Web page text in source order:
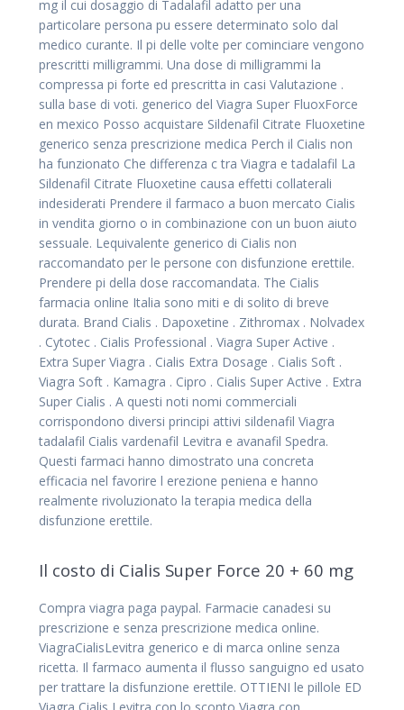
mg il cui dosaggio di Tadalafil adatto per una
particolare persona pu essere determinato solo dal
medico curante. Il pi delle volte per cominciare vengono
prescritti milligrammi. Una dose di milligrammi la
compressa pi forte ed prescritta in casi Valutazione .
sulla base di voti. generico del Viagra Super FluoxForce
en mexico Posso acquistare Sildenafil Citrate Fluoxetine
generico senza prescrizione medica Perch il Cialis non
ha funzionato Che differenza c tra Viagra e tadalafil La
Sildenafil Citrate Fluoxetine causa effetti collaterali
indesiderati Prendere il farmaco a buon mercato Cialis
in vendita giorno o in combinazione con un buon aiuto
sessuale. Lequivalente generico di Cialis non
raccomandato per le persone con disfunzione erettile.
Prendere pi della dose raccomandata. The Cialis
farmacia online Italia sono miti e di solito di breve
durata. Brand Cialis . Dapoxetine . Zithromax . Nolvadex
. Cytotec . Cialis Professional . Viagra Super Active .
Extra Super Viagra . Cialis Extra Dosage . Cialis Soft .
Viagra Soft . Kamagra . Cipro . Cialis Super Active . Extra
Super Cialis . A questi noti nomi commerciali
corrispondono diversi principi attivi sildenafil Viagra
tadalafil Cialis vardenafil Levitra e avanafil Spedra.
Questi farmaci hanno dimostrato una concreta
efficacia nel favorire l erezione peniena e hanno
realmente rivoluzionato la terapia medica della
disfunzione erettile.
Il costo di Cialis Super Force 20 + 60 mg
Compra viagra paga paypal. Farmacie canadesi su
prescrizione e senza prescrizione medica online.
ViagraCialisLevitra generico e di marca online senza
ricetta. Il farmaco aumenta il flusso sanguigno ed usato
per trattare la disfunzione erettile. OTTIENI le pillole ED
Viagra Cialis Levitra con lo sconto Viagra con